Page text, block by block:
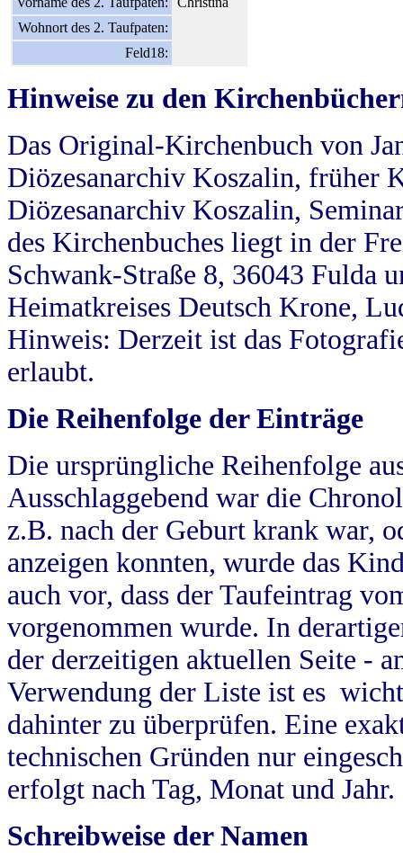
Wohnort des 2. Taufpaten:
Feld18:
Hinweise zu den
Das Original-Kirchenbuch von
Diözesanarchiv Koszalin, früher
Diözesanarchiv Koszalin,
des Kirchenbuches liegt in der
Schwank-Straße 8, 36043 Fulda
Heimatkreises Deutsch Krone,
Hinweis: Derzeit ist das
erlaubt.
Die Reihenfolge der Einträge
Die ursprüngliche Reihenfolge
Ausschlaggebend war die
z.B. nach der Geburt krank war,
anzeigen konnten, wurde das
auch vor, dass der Taufeintrag
vorgenommen wurde. In
der derzeitigen aktuellen Seite -
Verwendung der Liste ist es
dahinter zu überprüfen. Eine
technischen Gründen nur
erfolgt nach Tag, Monat und Jahr.
Schreibweise der Namen